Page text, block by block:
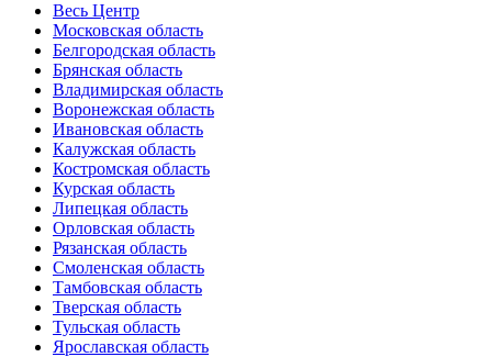
Весь Центр
Московская область
Белгородская область
Брянская область
Владимирская область
Воронежская область
Ивановская область
Калужская область
Костромская область
Курская область
Липецкая область
Орловская область
Рязанская область
Смоленская область
Тамбовская область
Тверская область
Тульская область
Ярославская область